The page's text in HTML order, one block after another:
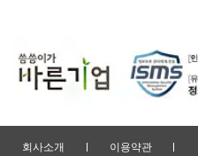
회사소개 이용약관